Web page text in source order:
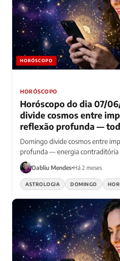
HORÓSCOPO
HORÓSCOPO
Horóscopo do dia 07/
divide cosmos entre
reflexão profunda —
navegam energia
ação e pausa
Domingo divide cosmos entre
profunda — energia contraditória
formas diferentes
Dabliu Mendes Há 2 meses
ASTROLOGIA DOMINGO